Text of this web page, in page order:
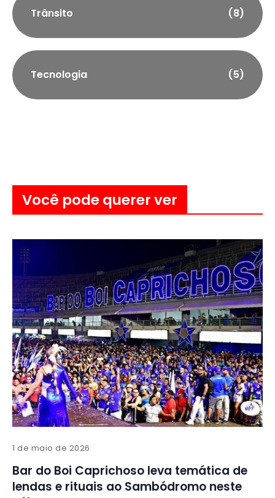
Trânsito (8)
Tecnologia (5)
Você pode querer ver
1 de maio de 2026
Bar do Boi Caprichoso leva temática de
lendas e rituais ao Sambódromo neste